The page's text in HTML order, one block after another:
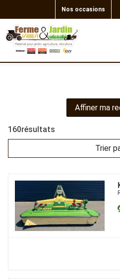
Nos occasions
160résultats
Trier
Affiner ma